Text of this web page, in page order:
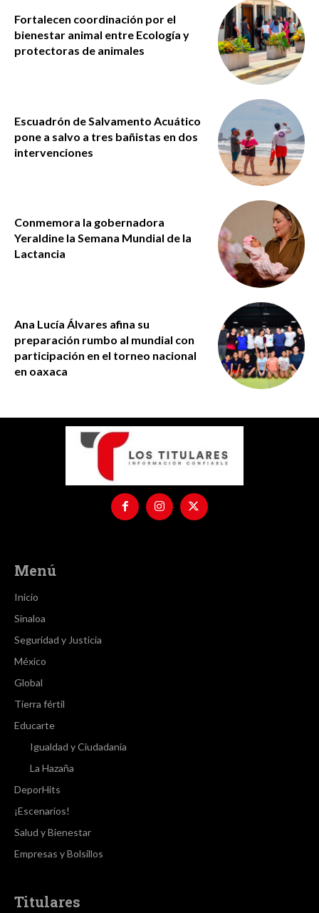
Fortalecen coordinación por el
bienestar animal entre Ecología y
protectoras de animales
Escuadrón de Salvamento Acuático
pone a salvo a tres bañistas en dos
intervenciones
Conmemora la gobernadora
Yeraldine la Semana Mundial de la
Lactancia
Ana Lucía Álvares afina su
preparación rumbo al mundial con
participación en el torneo nacional
en oaxaca
Menú
Inicio
Sinaloa
Seguridad y Justicia
México
Global
Tierra fértil
Educarte
Igualdad y Ciudadanía
La Hazaña
DeporHits
¡Escenarios!
Salud y Bienestar
Empresas y Bolsillos
Titulares